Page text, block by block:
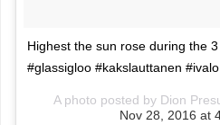
Highest the sun rose during the
#glassigloo #kakslauttanen
A photo posted by Dion
Nov 28, 2016 at